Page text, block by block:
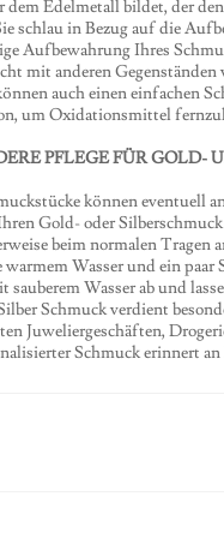
dem Edelmetall bildet, der
schlau in Bezug auf die
Aufbewahrung Ihres
mit anderen
auch einen einfachen
um Oxidationsmittel
PFLEGE FÜR GOLD-
können eventuell
Gold- oder
beim normalen Tragen
warmem Wasser und ein
sauberem Wasser ab und
Schmuck verdient
Juweliergeschäften,
Schmuck erinnert